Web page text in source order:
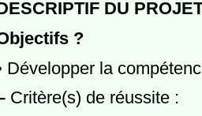
DU
?
Développer la
Critère(s) de réussite :